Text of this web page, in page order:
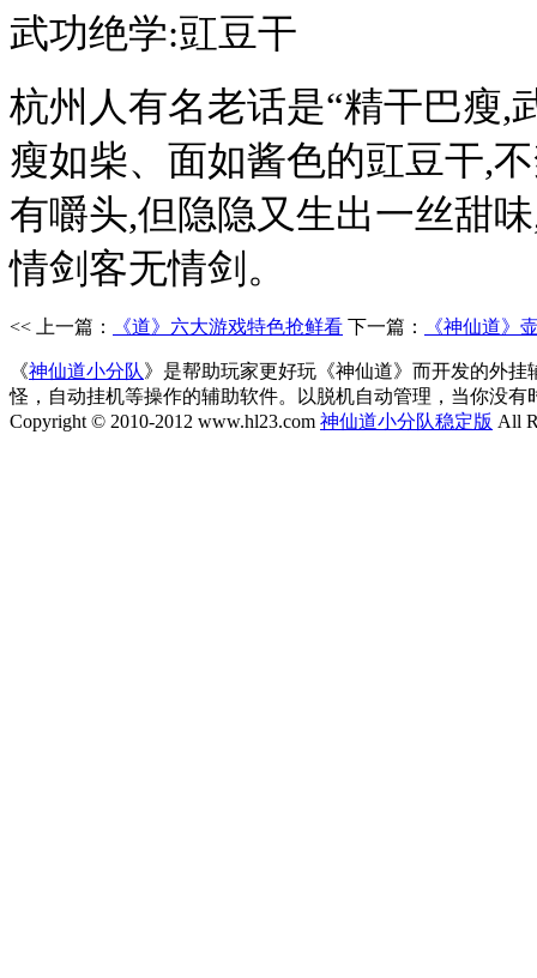
武功绝学:豇豆干
杭州人有名老话是“精干巴瘦,
瘦如柴、面如酱色的豇豆干,
有嚼头,但隐隐又生出一丝
情剑客无情剑。
<< 上一篇： 《道》六大游戏特色抢鲜看 下一篇： 《神仙道》
《神仙道小分队》是帮助玩家更好玩《神仙道》而开发的外
怪，自动挂机等操作的辅助软件。以脱机自动管理，当你没有
Copyright © 2010-2012 www.hl23.com 神仙道小分队稳定版 All